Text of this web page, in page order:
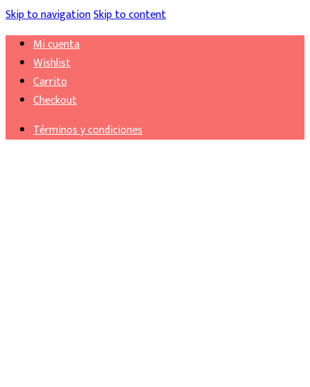
Skip to navigationSkip to content
Mi cuenta
Wishlist
Carrito
Checkout
Términos y condiciones